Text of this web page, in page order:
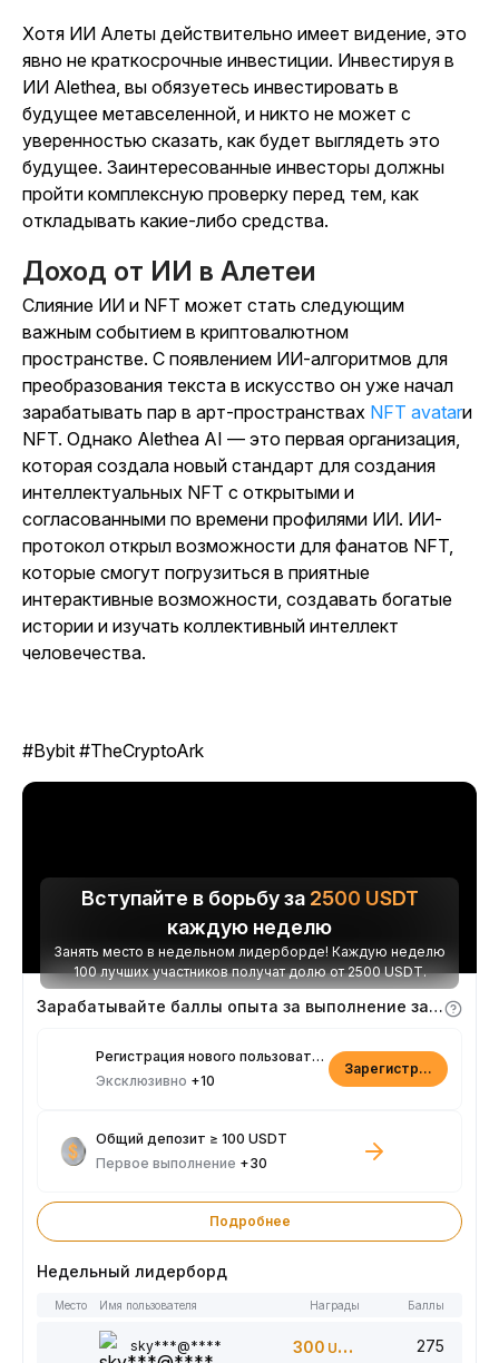
Хотя ИИ Алеты действительно имеет видение, это
явно не краткосрочные инвестиции. Инвестируя в
ИИ Alethea, вы обязуетесь инвестировать в
будущее метавселенной, и никто не может с
уверенностью сказать, как будет выглядеть это
будущее. Заинтересованные инвесторы должны
пройти комплексную проверку перед тем, как
откладывать какие-либо средства.
Доход от ИИ в Алетеи
Слияние ИИ и NFT может стать следующим
важным событием в криптовалютном
пространстве. С появлением ИИ-алгоритмов для
преобразования текста в искусство он уже начал
зарабатывать пар в арт-пространствах NFT avatarи
NFT. Однако Alethea AI — это первая организация,
которая создала новый стандарт для создания
интеллектуальных NFT с открытыми и
согласованными по времени профилями ИИ. ИИ-
протокол открыл возможности для фанатов NFT,
которые смогут погрузиться в приятные
интерактивные возможности, создавать богатые
истории и изучать коллективный интеллект
человечества.
#Bybit #TheCryptoArk
Вступайте в борьбу за 2500 USDT
каждую неделю
Занять место в недельном лидерборде! Каждую неделю
100 лучших участников получат долю от 2500 USDT.
Зарабатывайте баллы опыта за выполнение заданий
Регистрация нового пользователя
Эксклюзивно +10
Зарегистрироваться
Общий депозит ≥ 100 USDT
Первое выполнение +30
Подробнее
Недельный лидерборд
Место Имя пользователя Награды Баллы
sky***@**** 300 USDT 275